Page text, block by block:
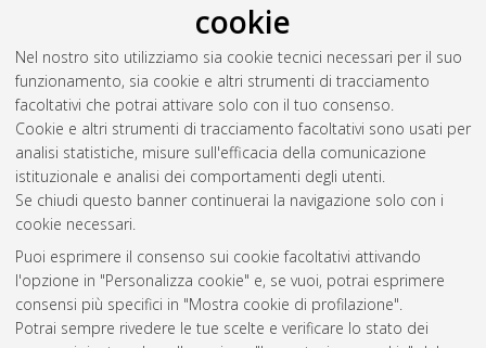
cookie
Nel nostro sito utilizziamo sia cookie tecnici necessari per il suo
funzionamento, sia cookie e altri strumenti di tracciamento
facoltativi che potrai attivare solo con il tuo consenso.
Cookie e altri strumenti di tracciamento facoltativi sono usati per
analisi statistiche, misure sull'efficacia della comunicazione
istituzionale e analisi dei comportamenti degli utenti.
Se chiudi questo banner continuerai la navigazione solo con i
cookie necessari.
Puoi esprimere il consenso sui cookie facoltativi attivando
l'opzione in "Personalizza cookie" e, se vuoi, potrai esprimere
consensi più specifici in "Mostra cookie di profilazione".
Potrai sempre rivedere le tue scelte e verificare lo stato dei
Vedi altre statistiche
Gestione del documento:
Atom
AMS Acta
ISSN: 2038-7954
re3data.org -
doi.org/10.17616/R3P19R